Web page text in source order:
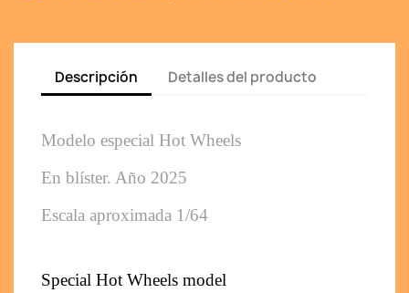
Descripción Detalles del producto
Modelo especial Hot Wheels
En blíster. Año 2025
Escala aproximada 1/64
Special Hot Wheels model